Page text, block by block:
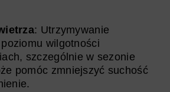
: Utrzymywanie
wilgotności
szczególnie w sezonie
pomóc zmniejszyć suchość